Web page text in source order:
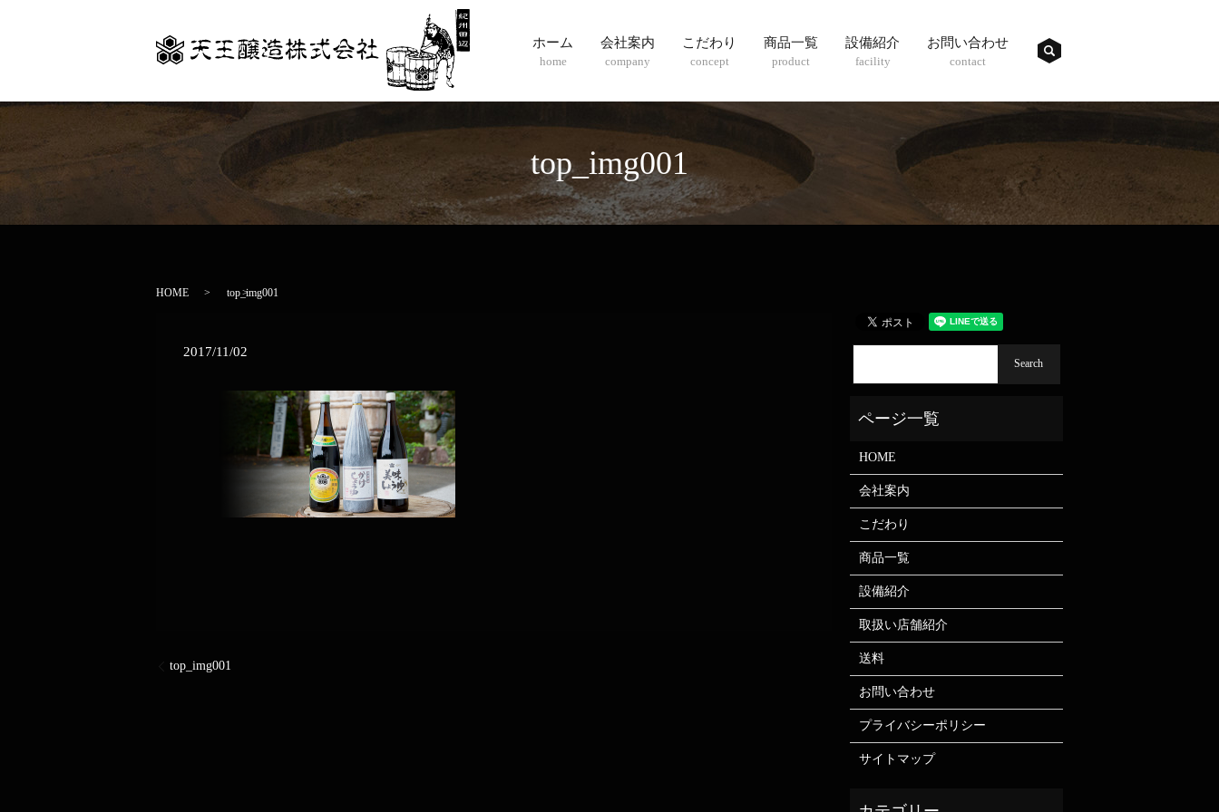
ホーム
home
会社案内
company
こだわり
concept
商品一覧
product
設備紹介
facility
お問い合わせ
contact
top_img001
HOME top_img001
2017/11/02
top_img001
HOME
会社案内
こだわり
商品一覧
設備紹介
取扱い店舗紹介
送料
お問い合わせ
プライバシーポリシー
サイトマップ